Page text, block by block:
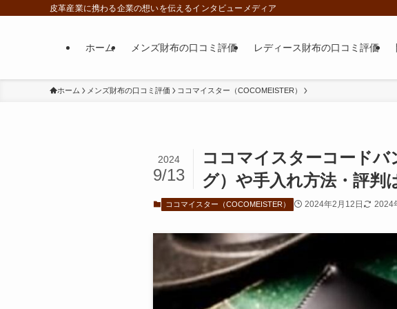
皮革産業に携わる企業の想いを伝えるインタビューメディア
ホーム メンズ財布の口コミ評価 レディース財布の口コミ評価
ホーム メンズ財布の口コミ評価 ココマイスター（COCOMEISTER）
ココマイスターコードバ
グ）や手入れ方法・評判
2024
9/13
ココマイスター（COCOMEISTER） 2024年2月12日 2024